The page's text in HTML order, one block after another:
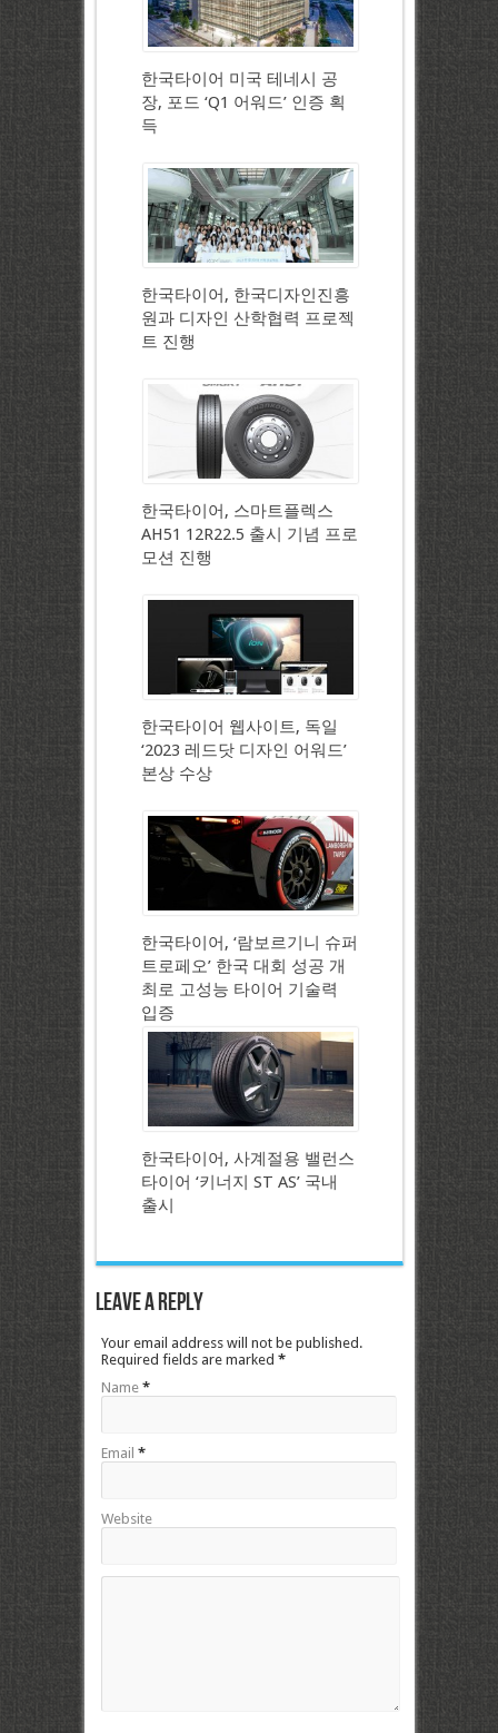
한국타이어 미국 테네시 공
장, 포드 ‘Q1 어워드’ 인증 획
득
한국타이어, 한국디자인진흥
원과 디자인 산학협력 프로젝
트 진행
한국타이어, 스마트플렉스
AH51 12R22.5 출시 기념 프로
모션 진행
한국타이어 웹사이트, 독일
‘2023 레드닷 디자인 어워드’
본상 수상
한국타이어, ‘람보르기니 슈퍼
트로페오’ 한국 대회 성공 개
최로 고성능 타이어 기술력
입증
한국타이어, 사계절용 밸런스
타이어 ‘키너지 ST AS’ 국내
출시
Leave a Reply
Your email address will not be published.
Required fields are marked *
Name *
Email *
Website